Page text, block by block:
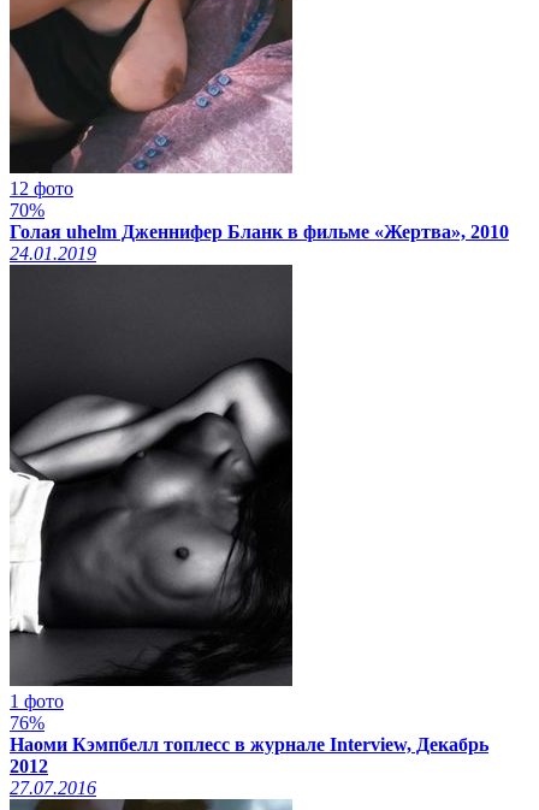
12 фото
70%
Голая uhelm Дженнифер Бланк в фильме «Жертва», 2010
24.01.2019
1 фото
76%
Наоми Кэмпбелл топлесс в журнале Interview, Декабрь
2012
27.07.2016